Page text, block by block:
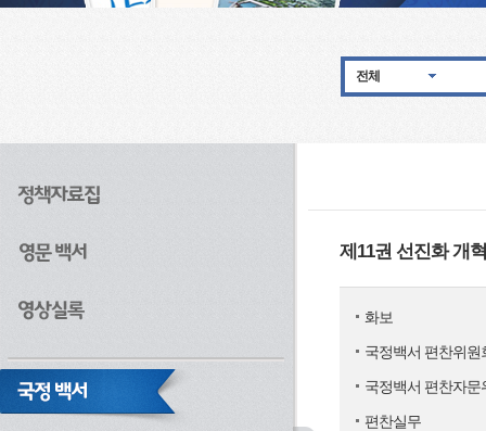
전체
제11권 선진화 개혁
화보
국정백서 편찬위원
국정백서 편찬자문
편찬실무